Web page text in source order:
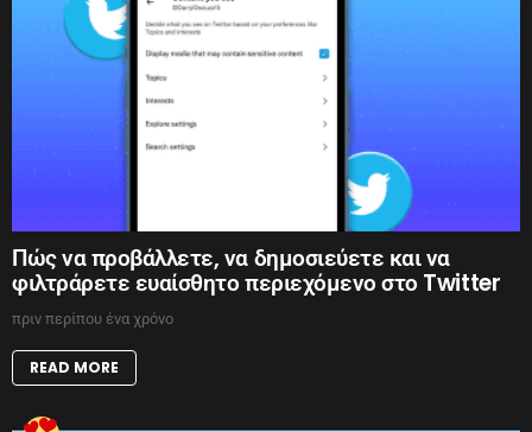
Πώς να προβάλλετε, να δημοσιεύετε και να
φιλτράρετε ευαίσθητο περιεχόμενο στο Twitter
πριν περίπου ένα χρόνο
READ MORE